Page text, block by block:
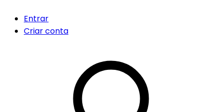
Entrar
Criar conta